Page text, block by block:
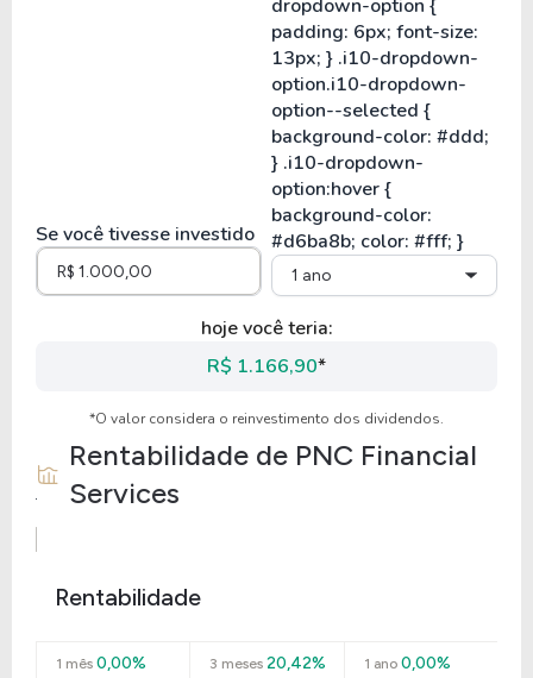
Se você tivesse investido
1 ano
hoje você teria:
R$ 1.166,90*
*O valor considera o reinvestimento dos dividendos.
Rentabilidade de PNC Financial
Services
Rentabilidade
1 mês 0,00% 3 meses 20,42% 1 ano0,00%